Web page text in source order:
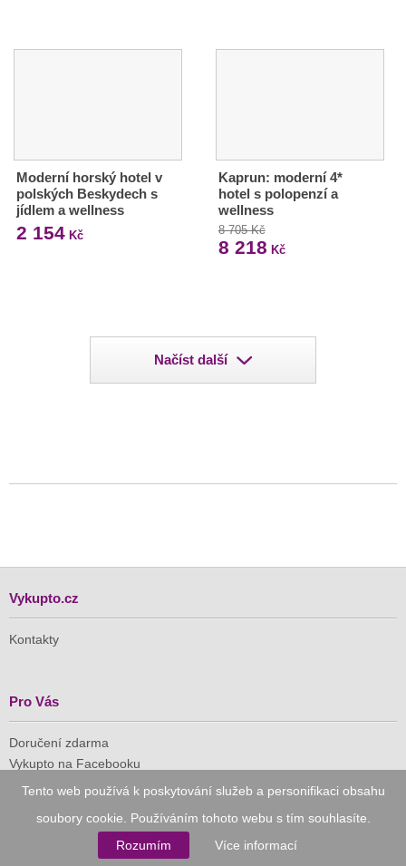
Tento web používá k poskytování služeb a personifikaci obsahu
soubory cookie. Používáním tohoto webu s tím souhlasíte.
Rozumím
Více informací
Moderní horský hotel v
polských Beskydech s
jídlem a wellness
2 154 Kč
Kaprun: moderní 4*
hotel s polopenzí a
wellness
8 705 Kč
8 218 Kč
Načíst další
Vykupto.cz
Kontakty
Pro Vás
Doručení zdarma
Vykupto na Facebooku
Naše společnost je členem Asociace pro elektronickou